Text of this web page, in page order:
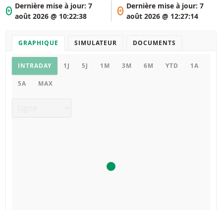
*
Dernière mise à jour:7
août 2026 @ 10:22:38
*
Dernière mise à jour: 7
août 2026 @ 12:27:14
GRAPHIQUE SIMULATEUR DOCUMENTS
Graphique
INTRADAY 1J 5J 1M 3M 6M YTD 1A
5A MAX